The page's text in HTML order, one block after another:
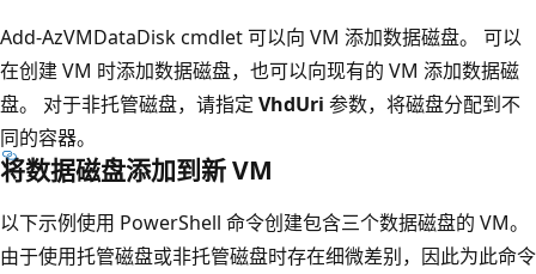
Add-AzVMDataDisk cmdlet 可以向 VM 添加数据磁盘。 可以
在创建 VM 时添加数据磁盘，也可以向现有的 VM 添加数据磁
盘。 对于非托管磁盘，请指定 VhdUri 参数，将磁盘分配到不
同的容器。
将数据磁盘添加到新VM
以下示例使用 PowerShell 命令创建包含三个数据磁盘的 VM。
由于使用托管磁盘或非托管磁盘时存在细微差别，因此为此命令